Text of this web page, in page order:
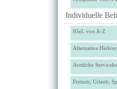
Individuelle
IGeL von A-Z
Alternative
Ärztliche
Freizeit, Urlaub,